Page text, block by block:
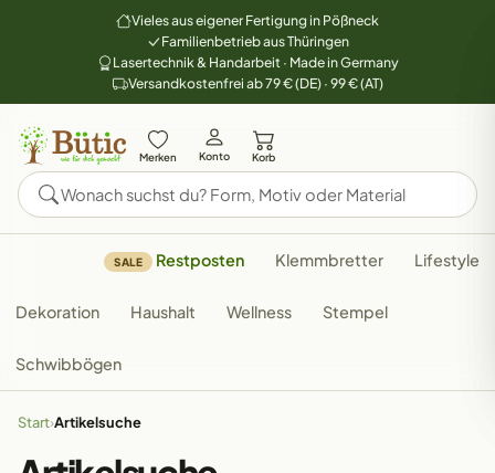
Vieles aus eigener Fertigung in Pößneck
Familienbetrieb aus Thüringen
Lasertechnik & Handarbeit · Made in Germany
Versandkostenfrei ab 79 € (DE) · 99 € (AT)
Merken Konto Korb
SALE Restposten Klemmbretter Lifestyle
Dekoration Haushalt Wellness Stempel
Schwibbögen
Start›Artikelsuche